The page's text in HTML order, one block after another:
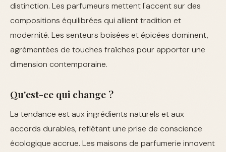
distinction. Les parfumeurs mettent l'accent sur des
compositions équilibrées qui allient tradition et
modernité. Les senteurs boisées et épicées dominent,
agrémentées de touches fraîches pour apporter une
dimension contemporaine.
Qu'est-ce qui change ?
La tendance est aux ingrédients naturels et aux
accords durables, reflétant une prise de conscience
écologique accrue. Les maisons de parfumerie innovent